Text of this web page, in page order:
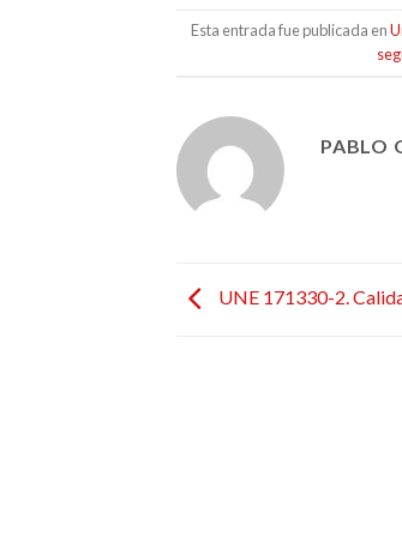
Esta entrada fue publicada en
PABLO
UNE 171330-2.